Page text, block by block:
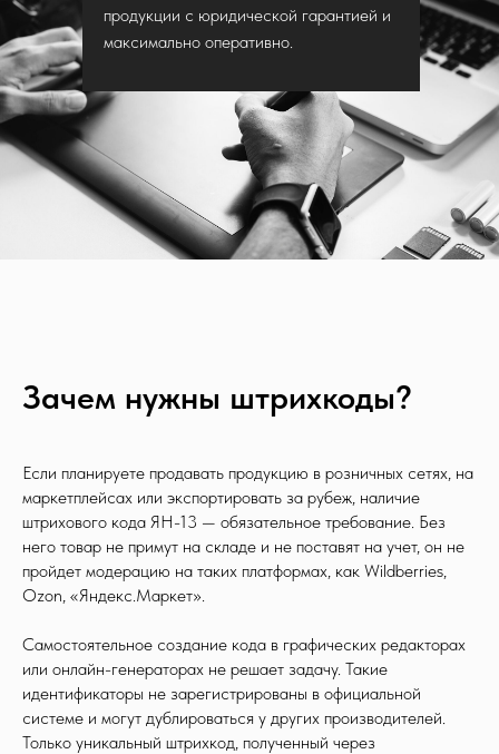
продукции с юридической гарантией и
максимально оперативно.
Зачем нужны штрихкоды?
Если планируете продавать продукцию в розничных сетях, на
маркетплейсах или экспортировать за рубеж, наличие
штрихового кода ЯН-13 — обязательное требование. Без
него товар не примут на складе и не поставят на учет, он не
пройдет модерацию на таких платформах, как Wildberries,
Ozon, «Яндекс.Маркет».
Самостоятельное создание кода в графических редакторах
или онлайн-генераторах не решает задачу. Такие
идентификаторы не зарегистрированы в официальной
системе и могут дублироваться у других производителей.
Только уникальный штрихкод, полученный через